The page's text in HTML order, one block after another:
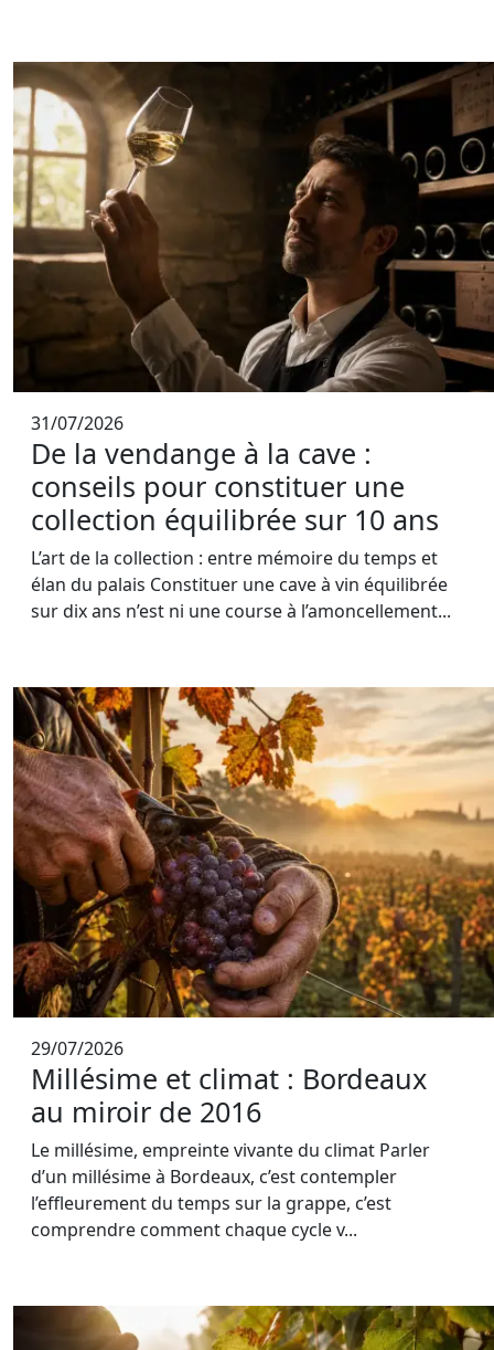
31/07/2026
De la vendange à la cave :
conseils pour constituer une
collection équilibrée sur 10 ans
L’art de la collection : entre mémoire du temps et
élan du palais Constituer une cave à vin équilibrée
sur dix ans n’est ni une course à l’amoncellement...
29/07/2026
Millésime et climat : Bordeaux
au miroir de 2016
Le millésime, empreinte vivante du climat Parler
d’un millésime à Bordeaux, c’est contempler
l’effleurement du temps sur la grappe, c’est
comprendre comment chaque cycle v...